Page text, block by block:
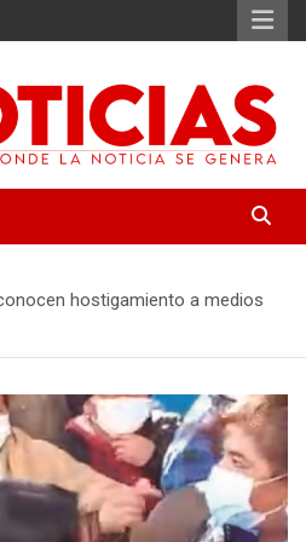
hostigamiento a medios